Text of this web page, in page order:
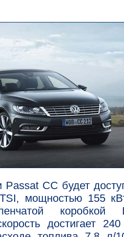
Passat CC будет
мощностью 155
коробкой
достигает